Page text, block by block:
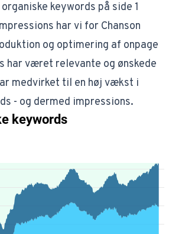
keywords på side 1
har vi for Chanson
og optimering af onpage
har været relevante og ønskede
medvirket til en høj vækst i
- og dermed impressions.